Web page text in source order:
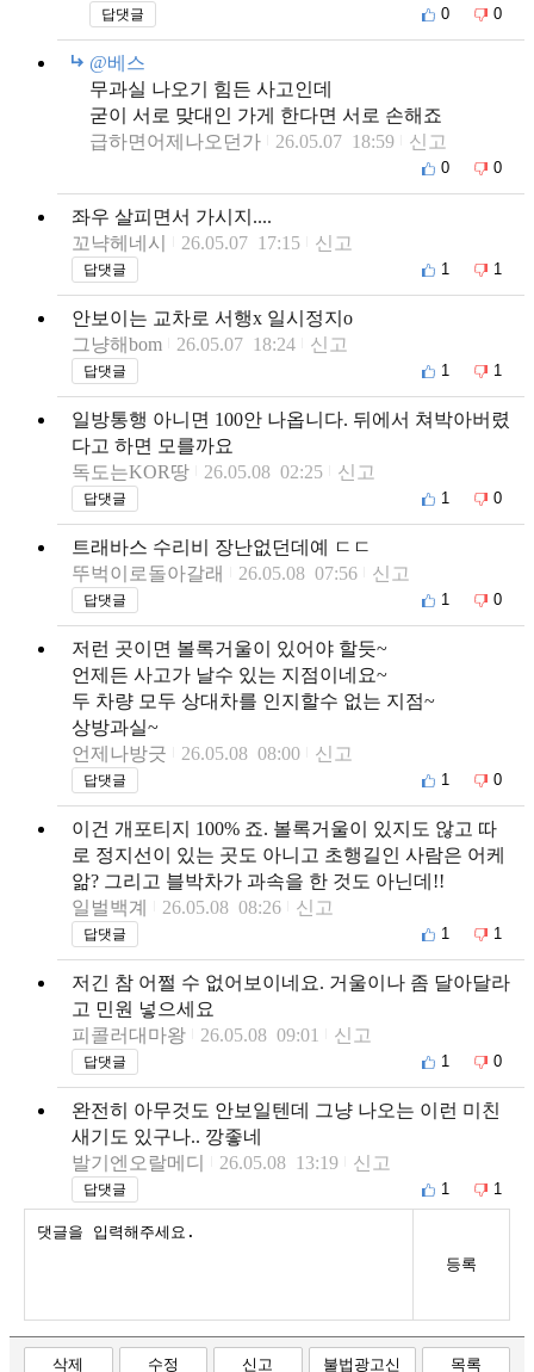
답댓글 0 0
@베스
무과실 나오기 힘든 사고인데
굳이 서로 맞대인 가게 한다면 서로 손해죠
급하면어제나오던가
26.05.07 18:59 신고
0 0
좌우 살피면서 가시지....
꼬냑헤네시
26.05.07 17:15 신고
답댓글 1 1
안보이는 교차로 서행x 일시정지o
그냥해bom
26.05.07 18:24 신고
답댓글 1 1
일방통행 아니면 100안 나옵니다. 뒤에서 쳐박아버렸
다고 하면 모를까요
독도는KOR땅
26.05.08 02:25 신고
답댓글 1 0
트래바스 수리비 장난없던데예 ㄷㄷ
뚜벅이로돌아갈래
26.05.08 07:56 신고
답댓글 1 0
저런 곳이면 볼록거울이 있어야 할듯~
언제든 사고가 날수 있는 지점이네요~
두 차량 모두 상대차를 인지할수 없는 지점~
상방과실~
언제나방긋
26.05.08 08:00 신고
답댓글 1 0
이건 개포티지 100% 죠. 볼록거울이 있지도 않고 따
로 정지선이 있는 곳도 아니고 초행길인 사람은 어케
앎? 그리고 블박차가 과속을 한 것도 아닌데!!
일벌백계
26.05.08 08:26 신고
답댓글 1 1
저긴 참 어쩔 수 없어보이네요. 거울이나 좀 달아달라
고 민원 넣으세요
피콜러대마왕
26.05.08 09:01 신고
답댓글 1 0
완전히 아무것도 안보일텐데 그냥 나오는 이런 미친
새기도 있구나.. 깡좋네
발기엔오랄메디
26.05.08 13:19 신고
답댓글 1 1
등록
삭제 수정 신고 불법광고신 목록